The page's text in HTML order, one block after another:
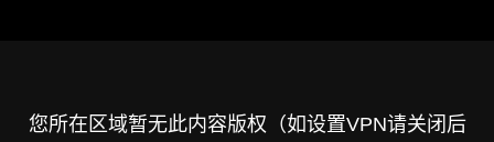
您所在区域暂无此内容版权（如设置VPN请关闭后